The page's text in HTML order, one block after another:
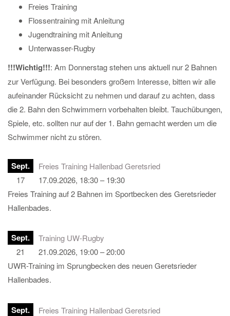
Freies Training
Flossentraining mit Anleitung
Jugendtraining mit Anleitung
Unterwasser-Rugby
!!!Wichtig!!!: Am Donnerstag stehen uns aktuell nur 2 Bahnen
zur Verfügung. Bei besonders großem Interesse, bitten wir alle
aufeinander Rücksicht zu nehmen und darauf zu achten, dass
die 2. Bahn den Schwimmern vorbehalten bleibt. Tauchübungen,
Spiele, etc. sollten nur auf der 1. Bahn gemacht werden um die
Schwimmer nicht zu stören.
Sept.
17
Freies Training Hallenbad Geretsried
17.09.2026, 18:30 – 19:30
Freies Training auf 2 Bahnen im Sportbecken des Geretsrieder
Hallenbades.
Sept.
21
Training UW-Rugby
21.09.2026, 19:00 – 20:00
UWR-Training im Sprungbecken des neuen Geretsrieder
Hallenbades.
Sept.
Freies Training Hallenbad Geretsried